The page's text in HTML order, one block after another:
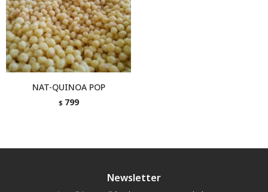
NAT-QUINOA POP
$ 799
Newsletter